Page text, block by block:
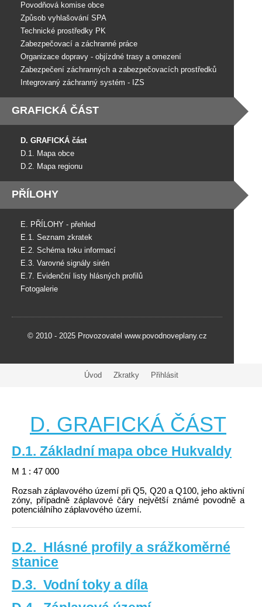
Povodňová komise obce
Způsob vyhlašování SPA
Technické prostředky PK
Zabezpečovací a záchranné práce
Organizace dopravy - objízdné trasy a omezení
Zabezpečení záchranných a zabezpečovacích prostředků
Integrovaný záchranný systém - IZS
GRAFICKÁ ČÁST
D. GRAFICKÁ část
D.1. Mapa obce
D.2. Mapa regionu
PŘÍLOHY
E. PŘÍLOHY - přehled
E.1. Seznam zkratek
E.2. Schéma toku informací
E.3. Varovné signály sirén
E.7. Evidenční listy hlásných profilů
Fotogalerie
© 2010 - 2025 Provozovatel www.povodnoveplany.cz
Úvod Zkratky Přihlásit
D. GRAFICKÁ ČÁST
D.1. Základní mapa obce Hukvaldy
M 1 : 47 000
Rozsah záplavového území při Q5, Q20 a Q100, jeho aktivní
zóny, případně záplavové čáry největší známé povodně a
potenciálního záplavového území.
D.2. Hlásné profily a srážkoměrné
stanice
D.3. Vodní toky a díla